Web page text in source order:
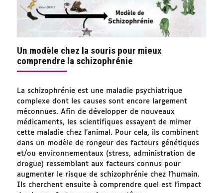
Un modèle chez la souris pour mieux
comprendre la schizophrénie
La schizophrénie est une maladie psychiatrique
complexe dont les causes sont encore largement
méconnues. Afin de développer de nouveaux
médicaments, les scientifiques essayent de mimer
cette maladie chez l’animal. Pour cela, ils combinent
dans un modèle de rongeur des facteurs génétiques
et/ou environnementaux (stress, administration de
drogue) ressemblant aux facteurs connus pour
augmenter le risque de schizophrénie chez l’humain.
Ils cherchent ensuite à comprendre quel est l’impact